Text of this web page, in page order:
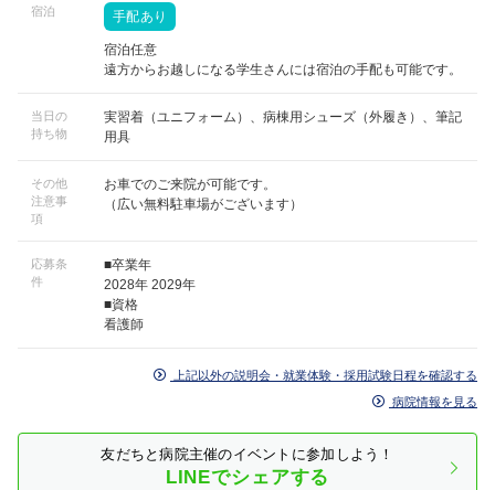
宿泊 手配あり
宿泊任意
遠方からお越しになる学生さんには宿泊の手配も可能です。
当日の
持ち物
実習着（ユニフォーム）、病棟用シューズ（外履き）、筆記
用具
その他
注意事
項
お車でのご来院が可能です。
（広い無料駐車場がございます）
応募条
件
■卒業年
2028年 2029年
■資格
看護師
上記以外の説明会・就業体験・採用試験日程を確認する
病院情報を見る
友だちと病院主催のイベントに参加しよう！
LINEでシェアする